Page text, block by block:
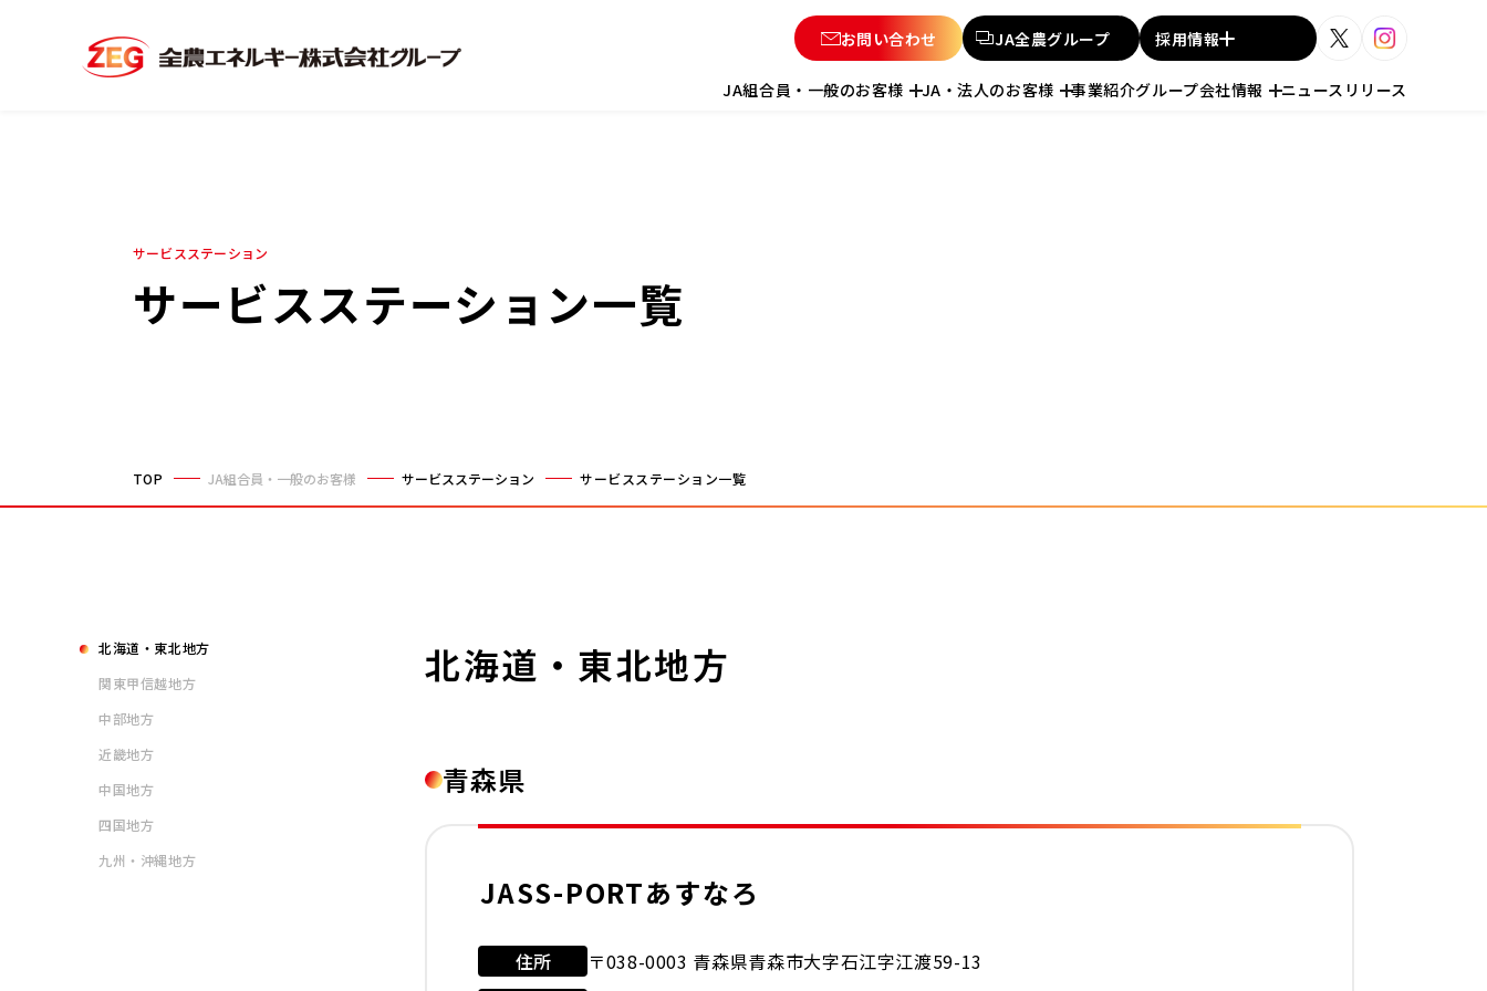
お問い合わせ JA全農グループ 採用情報
JA組合員・一般のお客様 JA・法人のお客様 事業紹介グループ会社情報 ニュースリリース
サービスステーション
サービスステーション一覧
TOP JA組合員・一般のお客様 サービスステーション サービスステーション一覧
北海道・東北地方
関東甲信越地方
中部地方
近畿地方
中国地方
四国地方
九州・沖縄地方
北海道・東北地方
青森県
JASS-PORTあすなろ
住所 〒038-0003 青森県青森市大字石江字江渡59-13